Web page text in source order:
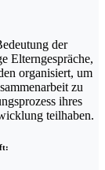
der
Elterngespräche,
organisiert, um
zu
ihres
teilhaben.